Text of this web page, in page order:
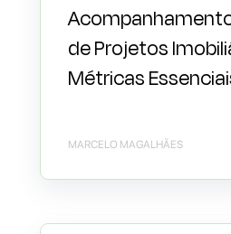
de Projetos
Métricas
MARCELO MAGALHÃES